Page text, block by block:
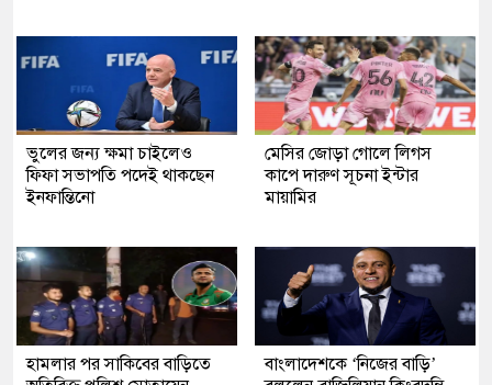
ভুলের জন্য ক্ষমা চাইলেও
ফিফা সভাপতি পদেই থাকছেন
ইনফান্তিনো
মেসির জোড়া গোলে লিগস
কাপে দারুণ সূচনা ইন্টার
মায়ামির
হামলার পর সাকিবের বাড়িতে
বাংলাদেশকে ‘নিজের বাড়ি’